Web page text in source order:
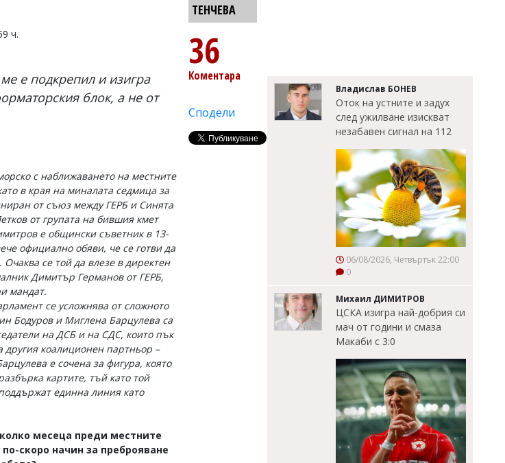
ч.
е подкрепил и изигра
блок, а не от
с наближаването на местните
в края на миналата седмица за
от съюз между ГЕРБ и Синята
от групата на бившия кмет
е общински съветник в 13-
официално обяви, че се готви да
се той да влезе в директен
Димитър Германов от ГЕРБ,
мандат.
се усложнява от сложното
Бодуров и Миглена Барцулева са
на ДСБ и на СДС, които пък
другия коалиционен партньор –
е сочена за фигура, която
картите, тъй като той
единна линия като
месеца преди местните
скоро начин за преброяване
ТЕНЧЕВА
36
Коментара
Сподели
Владислав БОНЕВ
Оток на устните и задух
след ужилване изискват
незабавен сигнал на 112
06/08/2026, Четвъртък 22:00
0
Михаил ДИМИТРОВ
ЦСКА изигра най-добрия си
мач от години и смаза
Макаби с 3:0